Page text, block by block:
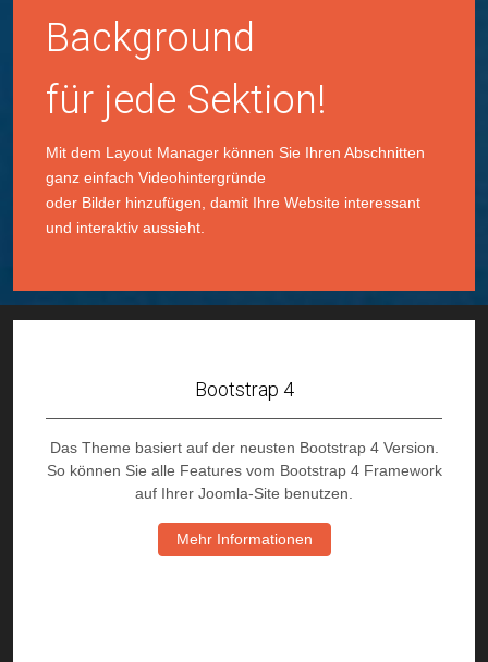
Background
für jede Sektion!
Mit dem Layout Manager können Sie Ihren Abschnitten
ganz einfach Videohintergründe
oder Bilder hinzufügen, damit Ihre Website interessant
und interaktiv aussieht.
Bootstrap 4
Das Theme basiert auf der neusten Bootstrap 4 Version.
So können Sie alle Features vom Bootstrap 4 Framework
auf Ihrer Joomla-Site benutzen.
Mehr Informationen